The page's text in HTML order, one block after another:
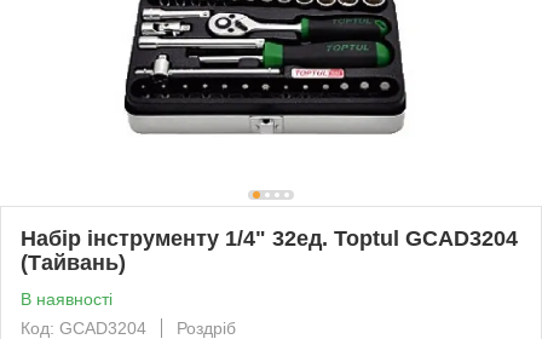
Набір інструменту 1/4" 32ед. Toptul GCAD3204
(Тайвань)
В наявності
Код: GCAD3204
Роздріб